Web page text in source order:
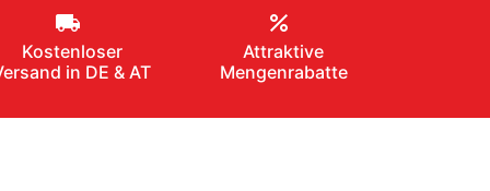
local_shipping
Kostenloser
in DE & AT
percent
Attraktive
Mengenrabatte